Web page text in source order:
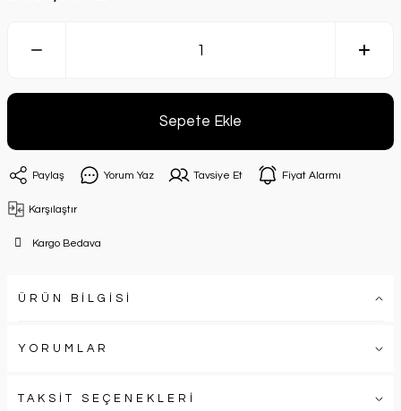
Sepete Ekle
Paylaş Yorum Yaz Tavsiye Et Fiyat Alarmı
Karşılaştır
Kargo Bedava
ÜRÜN BİLGİSİ
YORUMLAR
TAKSİT SEÇENEKLERİ